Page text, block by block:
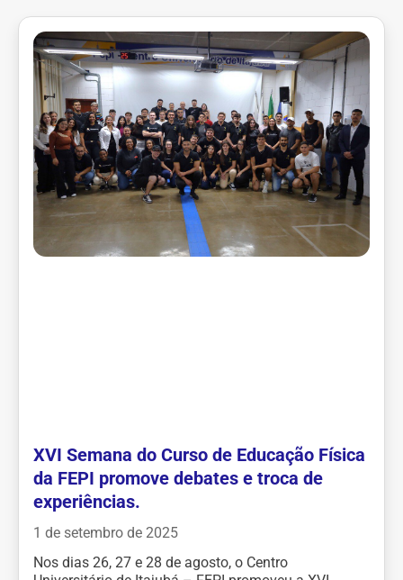
XVI Semana do Curso de Educação Física
da FEPI promove debates e troca de
experiências.
1 de setembro de 2025
Nos dias 26, 27 e 28 de agosto, o Centro